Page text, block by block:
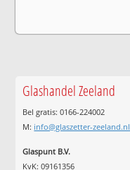
Glashandel Zeeland
Bel gratis: 0166-224002
M: info@glaszetter-zeeland.nl
Glaspunt B.V.
KvK: 09161356